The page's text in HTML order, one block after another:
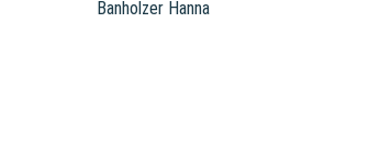
Banholzer Hanna